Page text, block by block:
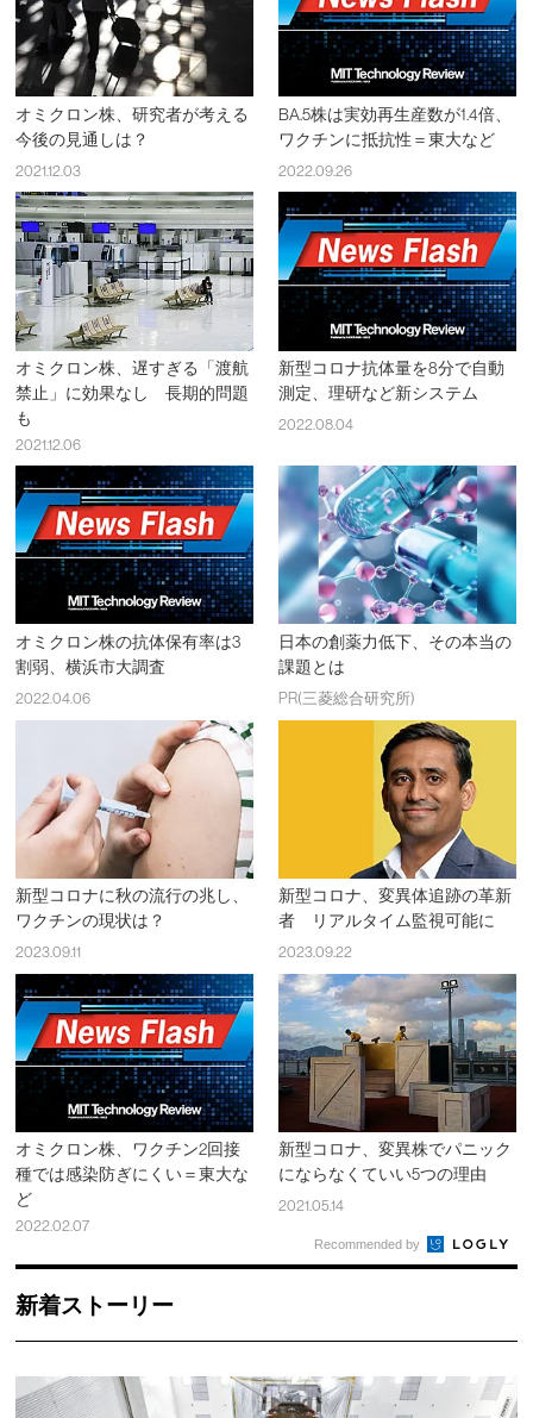
オミクロン株、研究者が考える
今後の見通しは？
2021.12.03
BA.5株は実効再生産数が1.4倍、
ワクチンに抵抗性＝東大など
2022.09.26
オミクロン株、遅すぎる「渡航
禁止」に効果なし 長期的問題
も
2021.12.06
新型コロナ抗体量を8分で自動
測定、理研など新システム
2022.08.04
オミクロン株の抗体保有率は3
割弱、横浜市大調査
2022.04.06
日本の創薬力低下、その本当の
課題とは
PR(三菱総合研究所)
新型コロナに秋の流行の兆し、
ワクチンの現状は？
2023.09.11
新型コロナ、変異体追跡の革新
者 リアルタイム監視可能に
2023.09.22
オミクロン株、ワクチン2回接
種では感染防ぎにくい＝東大な
ど
2022.02.07
新型コロナ、変異株でパニック
にならなくていい5つの理由
2021.05.14
Recommended by
新着ストーリー